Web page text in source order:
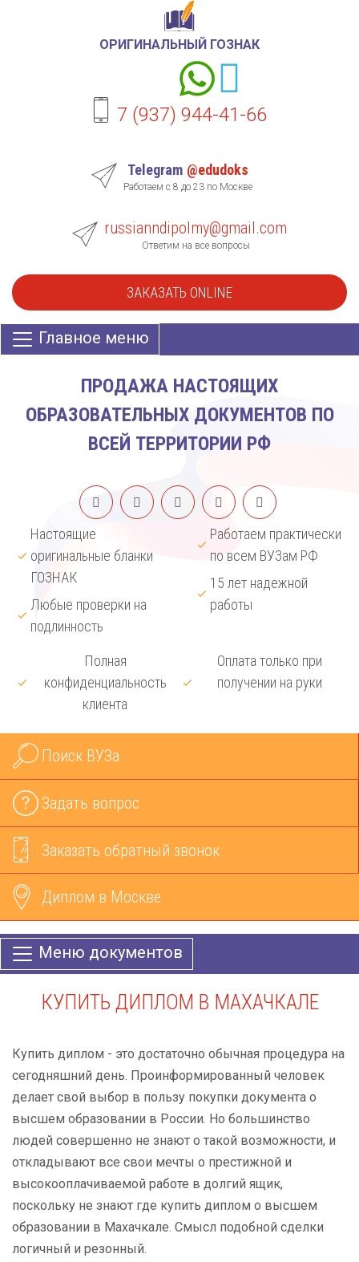
ОРИГИНАЛЬНЫЙ ГОЗНАК
7 (937) 944-41-66
Telegram @edudoks
Работаем с 8 до 23 по Москве
russianndipolmy@gmail.com
Ответим на все вопросы
ЗАКАЗАТЬ ONLINE
Главное меню
ПРОДАЖА НАСТОЯЩИХ
ОБРАЗОВАТЕЛЬНЫХ ДОКУМЕНТОВ ПО
ВСЕЙ ТЕРРИТОРИИ РФ
Настоящие
оригинальные бланки
ГОЗНАК
Любые проверки на
подлинность
Работаем практически
по всем ВУЗам РФ
15 лет надежной
работы
Полная
конфиденциальность
клиента
Оплата только при
получении на руки
Поиск ВУЗа
Задать вопрос
Заказать обратный звонок
Диплом в Москве
Меню документов
КУПИТЬ ДИПЛОМ В МАХАЧКАЛЕ
Купить диплом - это достаточно обычная процедура на
сегодняшний день. Проинформированный человек
делает свой выбор в пользу покупки документа о
высшем образовании в России. Но большинство
людей совершенно не знают о такой возможности, и
откладывают все свои мечты о престижной и
высокооплачиваемой работе в долгий ящик,
поскольку не знают где купить диплом о высшем
образовании в Махачкале. Смысл подобной сделки
логичный и резонный.